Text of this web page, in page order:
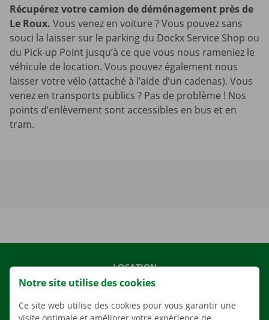
Récupérez votre camion de déménagement près de
Le Roux. Vous venez en voiture ? Vous pouvez sans
souci la laisser sur le parking du Dockx Service Shop ou
du Pick-up Point jusqu’à ce que vous nous rameniez le
véhicule de location. Vous pouvez également nous
laisser votre vélo (attaché à l’aide d’un cadenas). Vous
venez en transports publics ? Pas de problème ! Nos
points d’enlèvement sont accessibles en bus et en
tram.
LOCATION
NOS VÉHICULES
NOS SERVICES
Notre site utilise des cookies
Ce site web utilise des cookies pour vous garantir une
visite optimale et améliorer votre expérience de